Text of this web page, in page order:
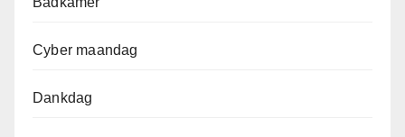
Cyber maandag
Dankdag